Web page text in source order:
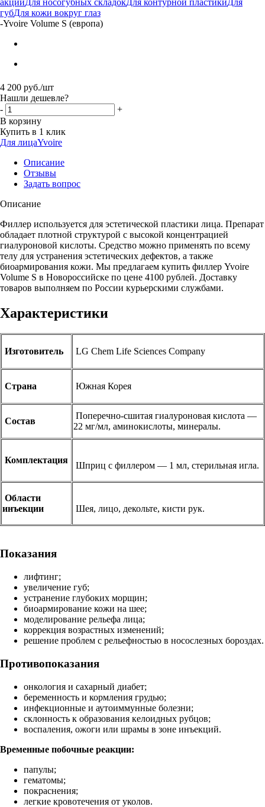
губДля кожи вокруг глаз
-Yvoire Volume S (европа)
4 200 руб./шт
Нашли дешевле?
-
+
В корзину
Купить в 1 клик
Для лицаYvoire
Описание
Отзывы
Задать вопрос
Описание
Филлер используется для эстетической пластики лица. Препарат
обладает плотной структурой с высокой концентрацией
гиалуроновой кислоты. Средство можно применять по всему
телу для устранения эстетических дефектов, а также
биоармирования кожи. Мы предлагаем купить филлер Yvoire
Volume S в Новороссийске по цене 4100 рублей. Доставку
товаров выполняем по России курьерскими службами.
Характеристики
Изготовитель LG Chem Life Sciences Company
Страна Южная Корея
Состав
Поперечно-сшитая гиалуроновая кислота —
22 мг/мл, аминокислоты, минералы.
Комплектация
Шприц с филлером — 1 мл, стерильная игла.
Области
инъекции
Шея, лицо, декольте, кисти рук.
Показания
лифтинг;
увеличение губ;
устранение глубоких морщин;
биоармирование кожи на шее;
моделирование рельефа лица;
коррекция возрастных изменений;
решение проблем с рельефностью в носослезных бороздах.
Противопоказания
онкология и сахарный диабет;
беременность и кормления грудью;
инфекционные и аутоиммунные болезни;
склонность к образования келоидных рубцов;
воспаления, ожоги или шрамы в зоне инъекций.
Временные побочные реакции:
папулы;
гематомы;
покраснения;
легкие кровотечения от уколов.